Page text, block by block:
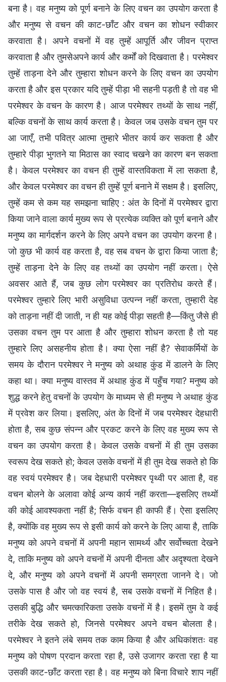
बना है। वह मनुष्य को पूर्ण बनाने के लिए वचन का उपयोग करता है
और मनुष्य से वचन की काट-छाँट और वचन का शोधन स्वीकार
करवाता है। अपने वचनों में वह तुम्हें आपूर्ति और जीवन प्राप्त
करवाता है और तुमसेअपने कार्य और कर्मों को दिखवाता है। परमेश्वर
तुम्हें ताड़ना देने और तुम्हारा शोधन करने के लिए वचन का उपयोग
करता है और इस प्रकार यदि तुम्हें पीड़ा भी सहनी पड़ती है तो वह भी
परमेश्वर के वचन के कारण है। आज परमेश्वर तथ्यों के साथ नहीं,
बल्कि वचनों के साथ कार्य करता है। केवल जब उसके वचन तुम पर
आ जाएँ, तभी पवित्र आत्मा तुम्हारे भीतर कार्य कर सकता है और
तुम्हारे पीड़ा भुगतने या मिठास का स्वाद चखने का कारण बन सकता
है। केवल परमेश्वर का वचन ही तुम्हें वास्तविकता में ला सकता है,
और केवल परमेश्वर का वचन ही तुम्हें पूर्ण बनाने में सक्षम है। इसलिए,
तुम्हें कम से कम यह समझना चाहिए : अंत के दिनों में परमेश्वर द्वारा
किया जाने वाला कार्य मुख्य रूप से प्रत्येक व्यक्ति को पूर्ण बनाने और
मनुष्य का मार्गदर्शन करने के लिए अपने वचन का उपयोग करना है।
जो कुछ भी कार्य वह करता है, वह सब वचन के द्वारा किया जाता है;
तुम्हें ताड़ना देने के लिए वह तथ्यों का उपयोग नहीं करता। ऐसे
अवसर आते हैं, जब कुछ लोग परमेश्वर का प्रतिरोध करते हैं।
परमेश्वर तुम्हारे लिए भारी असुविधा उत्पन्न नहीं करता, तुम्हारी देह
को ताड़ना नहीं दी जाती, न ही यह कोई पीड़ा सहती है—किंतु जैसे ही
उसका वचन तुम पर आता है और तुम्हारा शोधन करता है तो यह
तुम्हारे लिए असहनीय होता है। क्या ऐसा नहीं है? सेवाकर्मियों के
समय के दौरान परमेश्वर ने मनुष्य को अथाह कुंड में डालने के लिए
कहा था। क्या मनुष्य वास्तव में अथाह कुंड में पहुँच गया? मनुष्य को
शुद्ध करने हेतु वचनों के उपयोग के माध्यम से ही मनुष्य ने अथाह कुंड
में प्रवेश कर लिया। इसलिए, अंत के दिनों में जब परमेश्वर देहधारी
होता है, सब कुछ संपन्न और प्रकट करने के लिए वह मुख्य रूप से
वचन का उपयोग करता है। केवल उसके वचनों में ही तुम उसका
स्वरूप देख सकते हो; केवल उसके वचनों में ही तुम देख सकते हो कि
वह स्वयं परमेश्वर है। जब देहधारी परमेश्वर पृथ्वी पर आता है, वह
वचन बोलने के अलावा कोई अन्य कार्य नहीं करता—इसलिए तथ्यों
की कोई आवश्यकता नहीं है; सिर्फ वचन ही काफी हैं। ऐसा इसलिए
है, क्योंकि वह मुख्य रूप से इसी कार्य को करने के लिए आया है, ताकि
मनुष्य को अपने वचनों में अपनी महान सामर्थ्य और सर्वोच्चता देखने
दे, ताकि मनुष्य को अपने वचनों में अपनी दीनता और अदृश्यता देखने
दे, और मनुष्य को अपने वचनों में अपनी समग्रता जानने दे। जो
उसके पास है और जो वह स्वयं है, सब उसके वचनों में निहित है।
उसकी बुद्धि और चमत्कारिकता उसके वचनों में है। इसमें तुम वे कई
तरीके देख सकते हो, जिनसे परमेश्वर अपने वचन बोलता है।
परमेश्वर ने इतने लंबे समय तक काम किया है और अधिकांशतः वह
मनुष्य को पोषण प्रदान करता रहा है, उसे उजागर करता रहा है या
उसकी काट-छाँट करता रहा है। वह मनुष्य को बिना विचारे शाप नहीं